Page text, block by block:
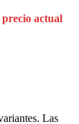
actual
Las